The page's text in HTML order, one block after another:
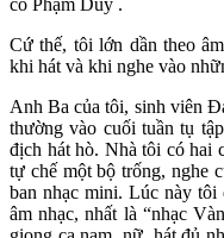
có Phạm Duy .
Cứ thế, tôi lớn dần theo
khi hát và khi nghe vào
Anh Ba của tôi, sinh viên
thường vào cuối tuần tụ
địch hát hò. Nhà tôi có hai
tự chế một bộ trống, nghe
ban nhạc mini. Lúc này
âm nhạc, nhất là “nhạc